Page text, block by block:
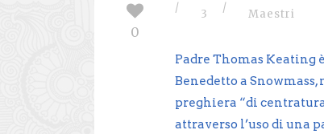
0
/
3 / Maestri
Padre Thomas Keating
Benedetto a
preghiera “di
attraverso l’uso di una